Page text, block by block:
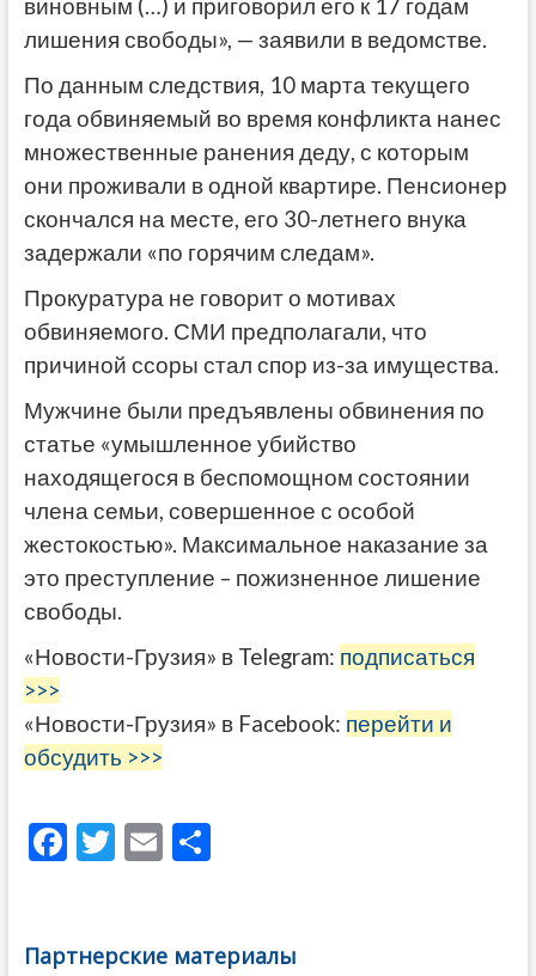
виновным (…) и приговорил его к 17 годам
лишения свободы», — заявили в ведомстве.
По данным следствия, 10 марта текущего
года обвиняемый во время конфликта нанес
множественные ранения деду, с которым
они проживали в одной квартире. Пенсионер
скончался на месте, его 30-летнего внука
задержали «по горячим следам».
Прокуратура не говорит о мотивах
обвиняемого. СМИ предполагали, что
причиной ссоры стал спор из-за имущества.
Мужчине были предъявлены обвинения по
статье «умышленное убийство
находящегося в беспомощном состоянии
члена семьи, совершенное с особой
жестокостью». Максимальное наказание за
это преступление – пожизненное лишение
свободы.
«Новости-Грузия» в Telegram: подписаться
>>>
«Новости-Грузия» в Facebook: перейти и
обсудить >>>
F
b
T
er
E
l
О
а
Партнерские материалы